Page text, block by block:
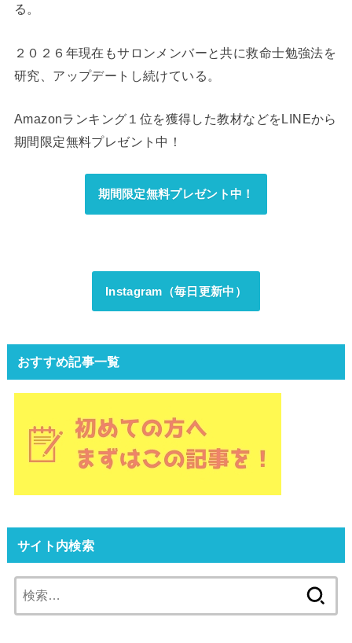
る。
２０２６年現在もサロンメンバーと共に救命士勉強法を
研究、アップデートし続けている。
Amazonランキング１位を獲得した教材などをLINEから
期間限定無料プレゼント中！
期間限定無料プレゼント中！
Instagram（毎日更新中）
おすすめ記事一覧
サイト内検索
索: